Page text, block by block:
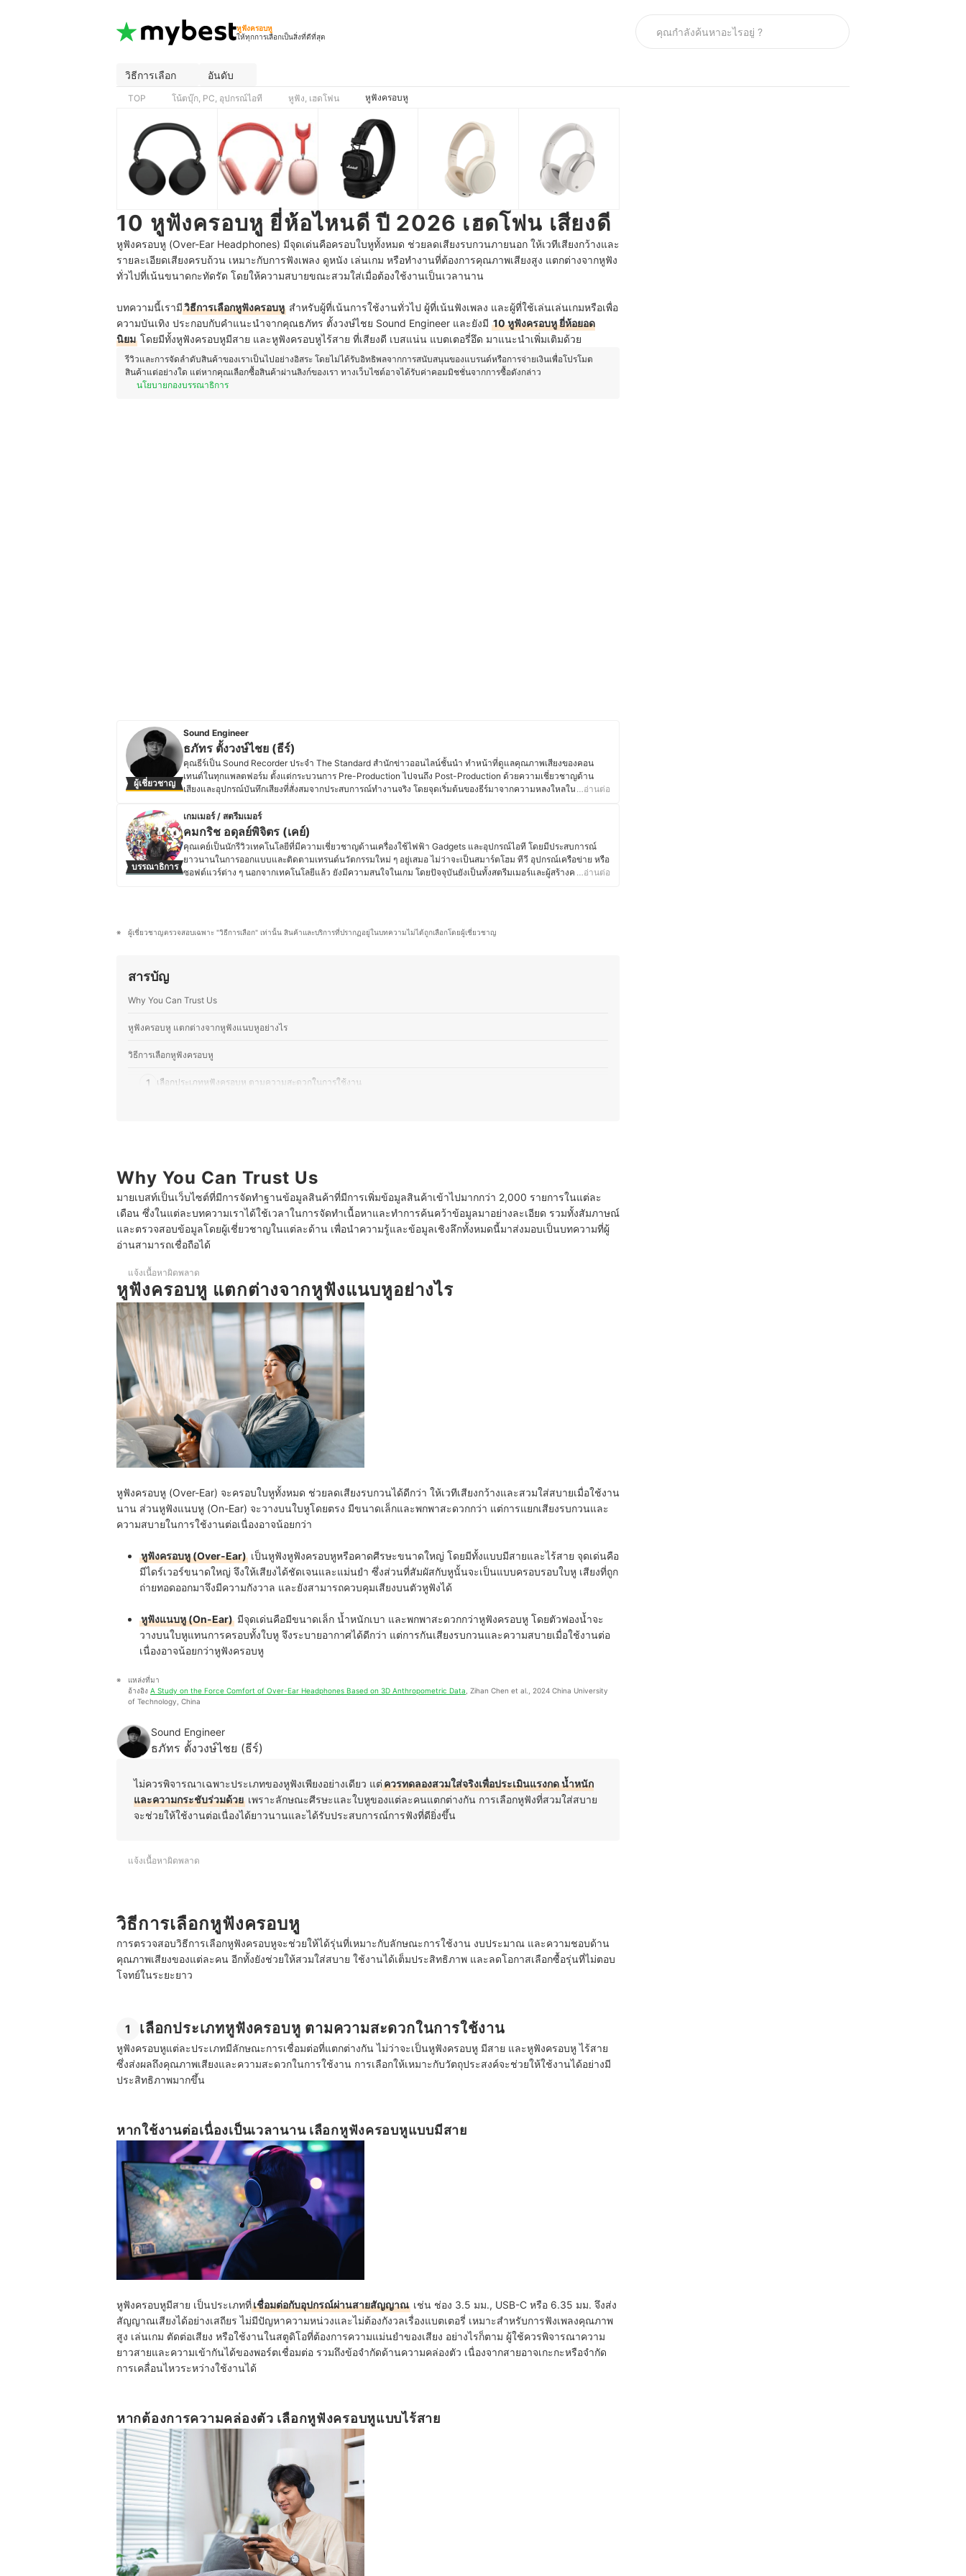
หูฟังครอบหู
ให้ทุกการเลือกเป็นสิ่งที่ดีที่สุด
วิธีการเลือก อันดับ
TOP โน้ตบุ๊ก, PC, อุปกรณ์ไอที หูฟัง, เฮดโฟน หูฟังครอบหู
10 หูฟังครอบหู ยี่ห้อไหนดี ปี 2026 เฮดโฟน เสียงดี
หูฟังครอบหู (Over-Ear Headphones) มีจุดเด่นคือครอบใบหูทั้งหมด ช่วยลดเสียงรบกวนภายนอก ให้เวทีเสียงกว้างและ
รายละเอียดเสียงครบถ้วน เหมาะกับการฟังเพลง ดูหนัง เล่นเกม หรือทำงานที่ต้องการคุณภาพเสียงสูง แตกต่างจากหูฟัง
ทั่วไปที่เน้นขนาดกะทัดรัด โดยให้ความสบายขณะสวมใส่เมื่อต้องใช้งานเป็นเวลานาน
บทความนี้เรามีวิธีการเลือกหูฟังครอบหู สำหรับผู้ที่เน้นการใช้งานทั่วไป ผู้ที่เน้นฟังเพลง และผู้ที่ใช้เล่นเล่นเกมหรือเพื่อ
ความบันเทิง ประกอบกับคำแนะนำจากคุณธภัทร ตั้งวงษ์ไชย Sound Engineer และยังมี 10 หูฟังครอบหู ยี่ห้อยอด
นิยม โดยมีทั้งหูฟังครอบหูมีสาย และหูฟังครอบหูไร้สาย ที่เสียงดี เบสแน่น แบตเตอรี่อึด มาแนะนำเพิ่มเติมด้วย
รีวิวและการจัดลำดับสินค้าของเราเป็นไปอย่างอิสระ โดยไม่ได้รับอิทธิพลจากการสนับสนุนของแบรนด์หรือการจ่ายเงินเพื่อโปรโมต
สินค้าแต่อย่างใด แต่หากคุณเลือกซื้อสินค้าผ่านลิงก์ของเรา ทางเว็บไซต์อาจได้รับค่าคอมมิชชั่นจากการซื้อดังกล่าว
นโยบายกองบรรณาธิการ
ผู้เชี่ยวชาญ
Sound Engineer
ธภัทร ตั้งวงษ์ไชย (ธีร์)
คุณธีร์เป็น Sound Recorder ประจำ The Standard สำนักข่าวออนไลน์ชั้นนำ ทำหน้าที่ดูแลคุณภาพเสียงของคอน
เทนต์ในทุกแพลตฟอร์ม ตั้งแต่กระบวนการ Pre-Production ไปจนถึง Post-Production ด้วยความเชี่ยวชาญด้าน
เสียงและอุปกรณ์บันทึกเสียงที่สั่งสมจากประสบการณ์ทำงานจริง โดยจุดเริ่มต้นของธีร์มาจากความหลงใหลในเสียง
ภาพยนตร์ มหาวิทยาลัยกรุงเทพ ทำให้มีความรู้ลึกซึ้งเกี่ยวกับเทคนิคการบันทึกเสียง อุปกรณ์เสียง และการออกแบบเสียง
ที่มีคุณภาพสูง นอกจากงานประจำแล้ว คุณธีร์ยังหมั่นศึกษาเทคโนโลยีใหม่ ๆ ด้านเสียงอยู่เสมอ เพื่อให้สามารถพัฒนา
และถ่ายทอดความรู้เกี่ยวกับเสียงดนตรี อุปกรณ์เครื่องเสียง และการบันทึกเสียงได้อย่างแม่นยำและสนุกสนานมากยิ่งขึ้น
ประวัติของ ธภัทร ตั้งวงษ์ไชย (ธีร์)
…อ่านต่อ
บรรณาธิการ
เกมเมอร์ / สตรีมเมอร์
คมกริช อดุลย์พิจิตร (เคย์)
คุณเคย์เป็นนักรีวิวเทคโนโลยีที่มีความเชี่ยวชาญด้านเครื่องใช้ไฟฟ้า Gadgets และอุปกรณ์ไอที โดยมีประสบการณ์
ยาวนานในการออกแบบและติดตามเทรนด์นวัตกรรมใหม่ ๆ อยู่เสมอ ไม่ว่าจะเป็นสมาร์ตโฮม ทีวี อุปกรณ์เครือข่าย หรือ
ซอฟต์แวร์ต่าง ๆ นอกจากเทคโนโลยีแล้ว ยังมีความสนใจในเกม โดยปัจจุบันยังเป็นทั้งสตรีมเมอร์และผู้สร้างคอนเทนต์
ใช้สินค้าได้อย่างคุ้มค่าและเหมาะสมกับไลฟ์สไตล์ของตนเอง
…อ่านต่อ
ผู้เชี่ยวชาญตรวจสอบเฉพาะ "วิธีการเลือก" เท่านั้น สินค้าและบริการที่ปรากฏอยู่ในบทความไม่ได้ถูกเลือกโดยผู้เชี่ยวชาญ
สารบัญ
Why You Can Trust Us
หูฟังครอบหู แตกต่างจากหูฟังแนบหูอย่างไร
วิธีการเลือกหูฟังครอบหู
1 เลือกประเภทหูฟังครอบหู ตามความสะดวกในการใช้งาน
เลือก Housing หรือตัวครอบหูฟังครอบหู ให้เหมาะกับลักษณะการใช้งาน
5 พิจารณาฟังก์ชันเพิ่มเติม เพื่อการใช้งานที่มีประสิทธิภาพมากที่สุด
6 เลือกหูฟังครอบหูจากแบรนด์ยอดนิยม เพื่อให้มั่นใจในคุณภาพ
ค่าความไว (Sensitivity) ของ Headphone ดูยังไง
หูฟังครอบหูมีผลต่อสุขภาพหูหรือไม่
ควรดูแลและทำความสะอาดหูฟังครอบหูอย่างไร
Why You Can Trust Us
มายเบสท์เป็นเว็บไซต์ที่มีการจัดทำฐานข้อมูลสินค้าที่มีการเพิ่มข้อมูลสินค้าเข้าไปมากกว่า 2,000 รายการในแต่ละ
เดือน ซึ่งในแต่ละบทความเราได้ใช้เวลาในการจัดทำเนื้อหาและทำการค้นคว้าข้อมูลมาอย่างละเอียด รวมทั้งสัมภาษณ์
และตรวจสอบข้อมูลโดยผู้เชี่ยวชาญในแต่ละด้าน เพื่อนำความรู้และข้อมูลเชิงลึกทั้งหมดนี้มาส่งมอบเป็นบทความที่ผู้
อ่านสามารถเชื่อถือได้
แจ้งเนื้อหาผิดพลาด
หูฟังครอบหู แตกต่างจากหูฟังแนบหูอย่างไร
หูฟังครอบหู (Over-Ear) จะครอบใบหูทั้งหมด ช่วยลดเสียงรบกวนได้ดีกว่า ให้เวทีเสียงกว้างและสวมใส่สบายเมื่อใช้งาน
นาน ส่วนหูฟังแนบหู (On-Ear) จะวางบนใบหูโดยตรง มีขนาดเล็กและพกพาสะดวกกว่า แต่การแยกเสียงรบกวนและ
ความสบายในการใช้งานต่อเนื่องอาจน้อยกว่า
หูฟังครอบหู (Over-Ear) เป็นหูฟังหูฟังครอบหูหรือคาดศีรษะขนาดใหญ่ โดยมีทั้งแบบมีสายและไร้สาย จุดเด่นคือ
มีไดร์เวอร์ขนาดใหญ่ จึงให้เสียงได้ชัดเจนและแม่นยำ ซึ่งส่วนที่สัมผัสกับหูนั้นจะเป็นแบบครอบรอบใบหู เสียงที่ถูก
ถ่ายทอดออกมาจึงมีความกังวาล และยังสามารถควบคุมเสียงบนตัวหูฟังได้
หูฟังแนบหู (On-Ear) มีจุดเด่นคือมีขนาดเล็ก น้ำหนักเบา และพกพาสะดวกกว่าหูฟังครอบหู โดยตัวฟองน้ำจะ
วางบนใบหูแทนการครอบทั้งใบหู จึงระบายอากาศได้ดีกว่า แต่การกันเสียงรบกวนและความสบายเมื่อใช้งานต่อ
เนื่องอาจน้อยกว่าหูฟังครอบหู
แหล่งที่มา
อ้างอิง A Study on the Force Comfort of Over-Ear Headphones Based on 3D Anthropometric Data , Zihan Chen et al., 2024 China University
of Technology, China
Sound Engineer
ธภัทร ตั้งวงษ์ไชย (ธีร์)
ไม่ควรพิจารณาเฉพาะประเภทของหูฟังเพียงอย่างเดียว แต่ควรทดลองสวมใส่จริงเพื่อประเมินแรงกด น้ำหนัก
และความกระชับร่วมด้วย เพราะลักษณะศีรษะและใบหูของแต่ละคนแตกต่างกัน การเลือกหูฟังที่สวมใส่สบาย
จะช่วยให้ใช้งานต่อเนื่องได้ยาวนานและได้รับประสบการณ์การฟังที่ดียิ่งขึ้น
แจ้งเนื้อหาผิดพลาด
วิธีการเลือกหูฟังครอบหู
การตรวจสอบวิธีการเลือกหูฟังครอบหูจะช่วยให้ได้รุ่นที่เหมาะกับลักษณะการใช้งาน งบประมาณ และความชอบด้าน
คุณภาพเสียงของแต่ละคน อีกทั้งยังช่วยให้สวมใส่สบาย ใช้งานได้เต็มประสิทธิภาพ และลดโอกาสเลือกซื้อรุ่นที่ไม่ตอบ
โจทย์ในระยะยาว
1 เลือกประเภทหูฟังครอบหู ตามความสะดวกในการใช้งาน
หูฟังครอบหูแต่ละประเภทมีลักษณะการเชื่อมต่อที่แตกต่างกัน ไม่ว่าจะเป็นหูฟังครอบหู มีสาย และหูฟังครอบหู ไร้สาย
ซึ่งส่งผลถึงคุณภาพเสียงและความสะดวกในการใช้งาน การเลือกให้เหมาะกับวัตถุประสงค์จะช่วยให้ใช้งานได้อย่างมี
ประสิทธิภาพมากขึ้น
หากใช้งานต่อเนื่องเป็นเวลานาน เลือกหูฟังครอบหูแบบมีสาย
หูฟังครอบหูมีสาย เป็นประเภทที่เชื่อมต่อกับอุปกรณ์ผ่านสายสัญญาณ เช่น ช่อง 3.5 มม., USB-C หรือ 6.35 มม. จึงส่ง
สัญญาณเสียงได้อย่างเสถียร ไม่มีปัญหาความหน่วงและไม่ต้องกังวลเรื่องแบตเตอรี่ เหมาะสำหรับการฟังเพลงคุณภาพ
สูง เล่นเกม ตัดต่อเสียง หรือใช้งานในสตูดิโอที่ต้องการความแม่นยำของเสียง อย่างไรก็ตาม ผู้ใช้ควรพิจารณาความ
ยาวสายและความเข้ากันได้ของพอร์ตเชื่อมต่อ รวมถึงข้อจำกัดด้านความคล่องตัว เนื่องจากสายอาจเกะกะหรือจำกัด
การเคลื่อนไหวระหว่างใช้งานได้
หากต้องการความคล่องตัว เลือกหูฟังครอบหูแบบไร้สาย